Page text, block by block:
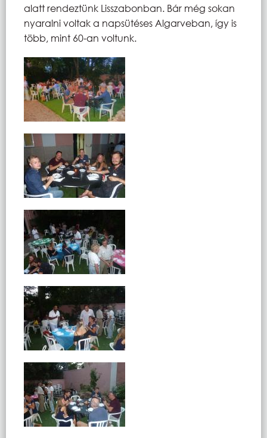
alatt rendeztünk Lisszabonban. Bár még sokan
nyaralni voltak a napsütéses Algarveban, így is
több, mint 60-an voltunk.